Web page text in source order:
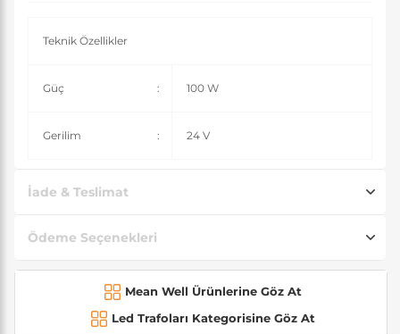
Teknik Özellikler
Güç : 100 W
Gerilim : 24 V
İade & Teslimat
Ödeme Seçenekleri
Mean Well Ürünlerine Göz At
Led Trafoları Kategorisine Göz At